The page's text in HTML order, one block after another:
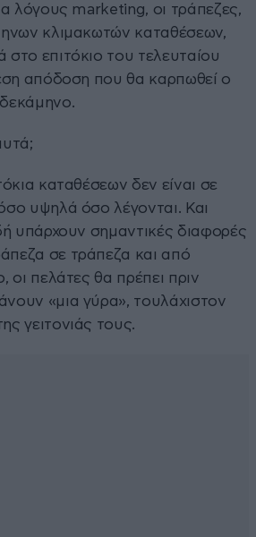
λόγους marketing, οι τράπεζες,
κλιμακωτών καταθέσεων,
επιτόκιο του τελευταίου
απόδοση που θα καρπωθεί ο
καταθέσεων δεν είναι σε
υψηλά όσο λέγονται. Και
υπάρχουν σημαντικές διαφορές
σε τράπεζα και από
οι πελάτες θα πρέπει πριν
«μια γύρα», τουλάχιστον
γειτονιάς τους.